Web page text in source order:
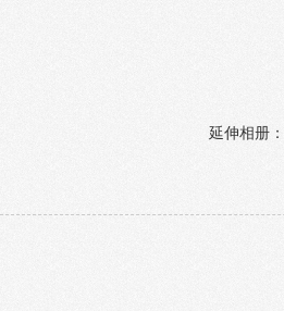
延伸相册：